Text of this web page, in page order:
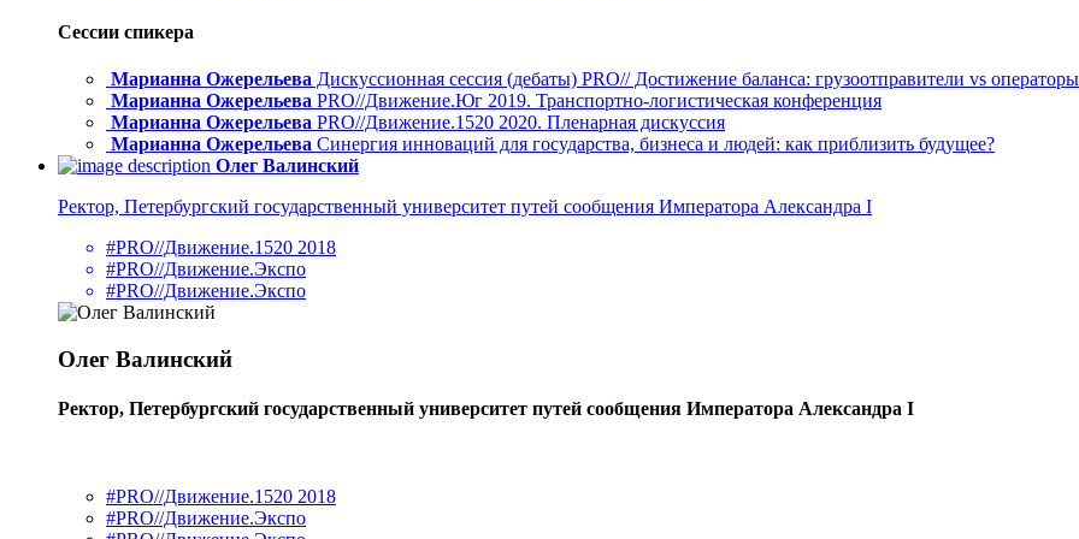
Сессии спикера
Марианна Ожерельева Дискуссионная сессия (дебаты) PRO// Достижение баланса: грузоотправители vs
Марианна Ожерельева PRO//Движение.Юг 2019. Транспортно-логистическая конференция
Марианна Ожерельева PRO//Движение.1520 2020. Пленарная дискуссия
Марианна Ожерельева Синергия инноваций для государства, бизнеса и людей: как приблизить будущее?
Олег Валинский
Ректор, Петербургский государственный университет путей сообщения Императора Александра I
#PRO//Движение.1520 2018
#PRO//Движение.Экспо
#PRO//Движение.Экспо
Олег Валинский
Ректор, Петербургский государственный университет путей сообщения Императора Александра I
#PRO//Движение.1520 2018
#PRO//Движение.Экспо